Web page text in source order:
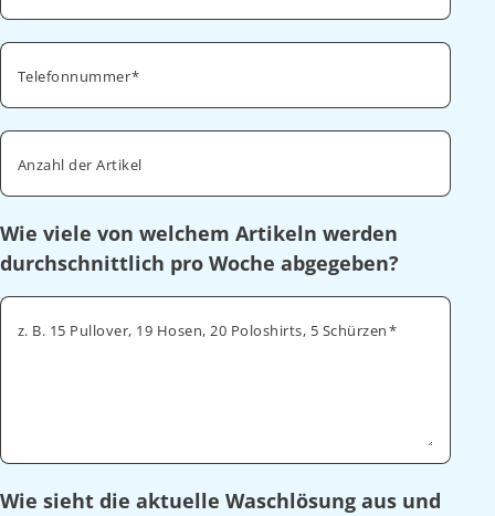
Telefonnummer
Anzahl der Artikel
Wie viele von welchem Artikeln werden
durchschnittlich pro Woche abgegeben?
z. B. 15 Pullover, 19 Hosen, 20 Poloshirts, 5 Schürzen
Wie sieht die aktuelle Waschlösung aus und